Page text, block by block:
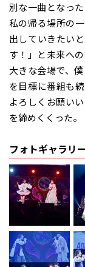
別な一曲となっ
私の帰る場所の
出していきたい
す！」と未来へ
大きな会場で、
を目標に番組も
よろしくお願い
を締めくくった。
フォトギャラリー